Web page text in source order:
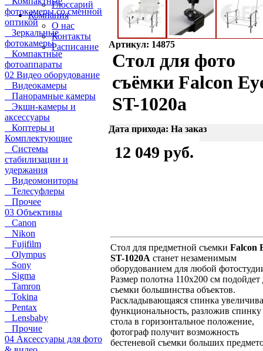
Глоссарий
Компания
О нас
Контакты
Расписание
фотокамеры со сменной
оптикой
Зеркальные
фотокамеры
Компактные
фотоаппараты
02 Видео оборудование
Видеокамеры
Панорамные камеры
Экшн-камеры и
аксессуары
Коптеры и
Комплектующие
Системы
стабилизации и
удержания
Видеомониторы
Телесуфлеры
Прочее
03 Объективы
Canon
Nikon
Fujifilm
Olympus
Sony
Sigma
Tamron
Tokina
Pentax
Lensbaby
Прочие
04 Аксессуары для фото
Артикул: 14875
Стол для фото
съёмки Falcon
ST-1020a
Дата прихода: На заказ
12 049 руб.
Стол для предметной съемки Falcon
ST-1020А станет незаменимым
оборудованием для любой
Размер полотна 110х200 см подойдет
съемки большинства объектов.
Раскладывающаяся спинка
функциональность, разложив спинку
стола в горизонтальное положение,
фотограф получит возможность
бестеневой съемки больших